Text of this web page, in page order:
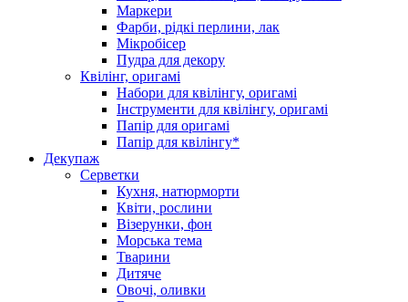
Маркери
Фарби, рідкі перлини, лак
Мікробісер
Пудра для декору
Квілінг, оригамі
Набори для квілінгу, оригамі
Інструменти для квілінгу, оригамі
Папір для оригамі
Папір для квілінгу*
Декупаж
Серветки
Кухня, натюрморти
Квіти, рослини
Візерунки, фон
Морська тема
Тварини
Дитяче
Овочі, оливки